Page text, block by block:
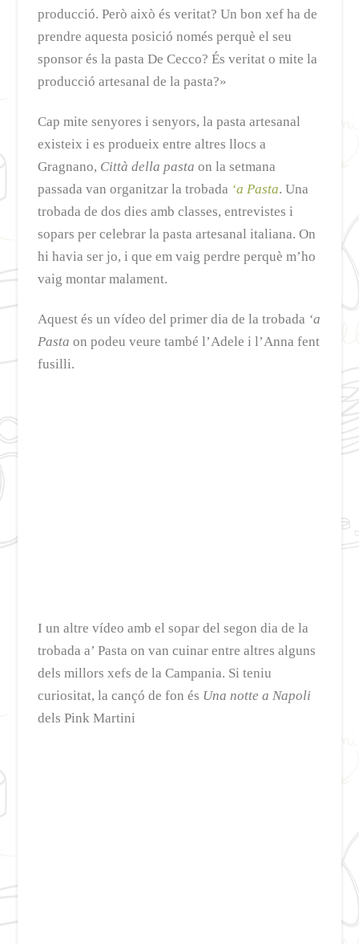
producció. Però això és veritat? Un bon xef ha de
prendre aquesta posició només perquè el seu
sponsor és la pasta De Cecco? És veritat o mite la
producció artesanal de la pasta?»
Cap mite senyores i senyors, la pasta artesanal
existeix i es produeix entre altres llocs a
Gragnano, Città della pasta on la setmana
passada van organitzar la trobada ‘a Pasta. Una
trobada de dos dies amb classes, entrevistes i
sopars per celebrar la pasta artesanal italiana. On
hi havia ser jo, i que em vaig perdre perquè m’ho
vaig montar malament.
Aquest és un vídeo del primer dia de la trobada ‘a
Pastaon podeu veure també l’Adele i l’Anna fent
fusilli.
I un altre vídeo amb el sopar del segon dia de la
trobada a’ Pasta on van cuinar entre altres alguns
dels millors xefs de la Campania. Si teniu
curiositat, la cançó de fon és Una notte a Napoli
dels Pink Martini